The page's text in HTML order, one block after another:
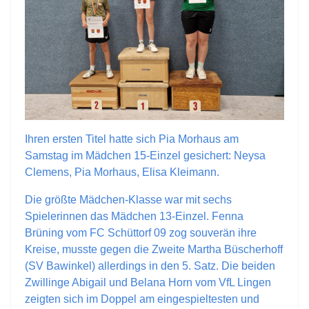
Ihren ersten Titel hatte sich Pia Morhaus am
Samstag im Mädchen 15-Einzel gesichert: Neysa
Clemens, Pia Morhaus, Elisa Kleimann.
Die größte Mädchen-Klasse war mit sechs
Spielerinnen das Mädchen 13-Einzel. Fenna
Brüning vom FC Schüttorf 09 zog souverän ihre
Kreise, musste gegen die Zweite Martha Büscherhoff
(SV Bawinkel) allerdings in den 5. Satz. Die beiden
Zwillinge Abigail und Belana Horn vom VfL Lingen
zeigten sich im Doppel am eingespieltesten und